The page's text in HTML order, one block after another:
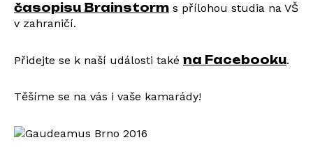
časopisu Brainstorm s přílohou studia na VŠ
v zahraničí.
Přidejte se k naší události také na Facebooku.
Těšíme se na vás i vaše kamarády!